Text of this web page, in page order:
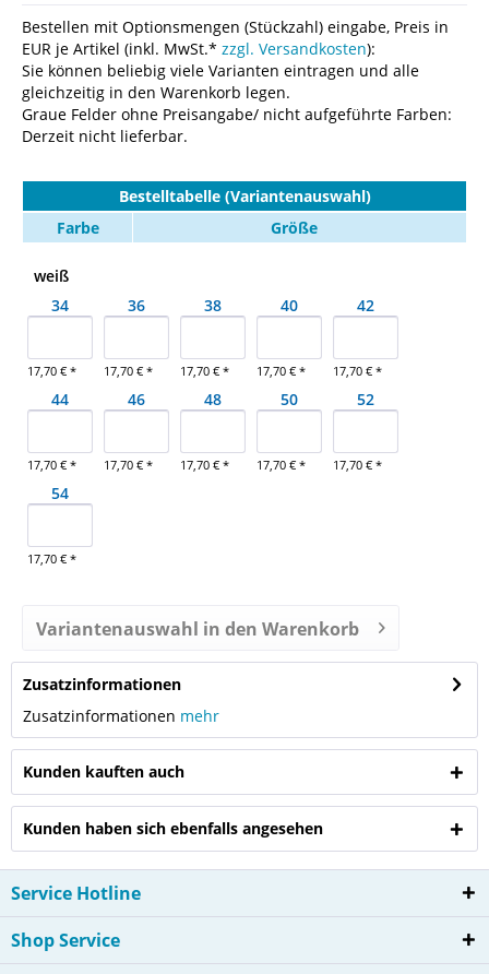
Bestellen mit Optionsmengen (Stückzahl) eingabe, Preis in
EUR je Artikel (inkl. MwSt.* zzgl. Versandkosten):
Sie können beliebig viele Varianten eintragen und alle
gleichzeitig in den Warenkorb legen.
Graue Felder ohne Preisangabe/ nicht aufgeführte Farben:
Derzeit nicht lieferbar.
Bestelltabelle (Variantenauswahl)
Farbe
Größe
weiß
34
17,70 € *
36
17,70 € *
38
17,70 € *
40
17,70 € *
42
17,70 € *
44
17,70 € *
46
17,70 € *
48
17,70 € *
50
17,70 € *
52
17,70 € *
54
17,70 € *
Variantenauswahl in den Warenkorb
Zusatzinformationen
Zusatzinformationen mehr
Kunden kauften auch
Kunden haben sich ebenfalls angesehen
Service Hotline
Shop Service